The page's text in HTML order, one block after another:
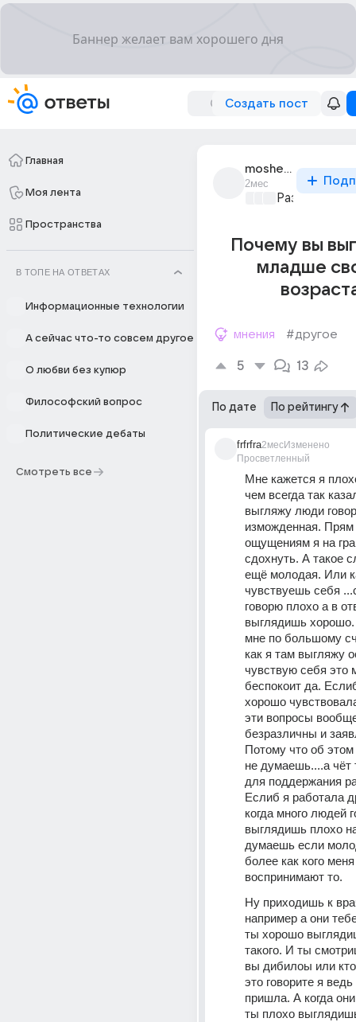
Создать пост
Главная
Моя лента
Пространства
В ТОПЕ НА ОТВЕТАХ
Информационные технологии
А сейчас что-то совсем другое
О любви без купюр
Философский вопрос
Политические дебаты
Смотреть все
moshevlyanka_05
2мес
Развитие
Почему вы
младше
мнения #другое
5 13
По дате По рейтингу
frfrfra
Просветленный
2месИзменено
Мне кажется я
чем всегда так
выгляжу люди
изможденная.
ощущениям я на
сдохнуть. А такое
ещё молодая. Или
чувствуешь себя
говорю плохо а в
выглядишь
мне по большому
как я там выгляжу
чувствую себя это
беспокоит да.
хорошо
эти вопросы
безразличны и
Потому что об
не думаешь....а чёт
для поддержания
Еслиб я работала
когда много людей
выглядишь плохо
думаешь если
более как кого меня
воспринимают то.
Ну приходишь к
например а они
ты хорошо
такого. И ты
вы дибилоы или
это говорите я
пришла. А когда они
ты плохо